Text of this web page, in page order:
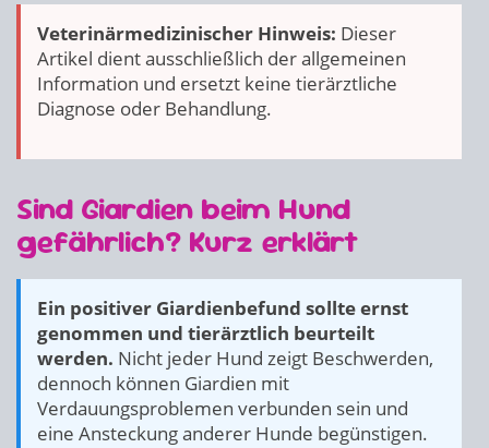
Veterinärmedizinischer Hinweis: Dieser
Artikel dient ausschließlich der allgemeinen
Information und ersetzt keine tierärztliche
Diagnose oder Behandlung.
Sind Giardien beim Hund
gefährlich? Kurz erklärt
Ein positiver Giardienbefund sollte ernst
genommen und tierärztlich beurteilt
werden. Nicht jeder Hund zeigt Beschwerden,
dennoch können Giardien mit
Verdauungsproblemen verbunden sein und
eine Ansteckung anderer Hunde begünstigen.